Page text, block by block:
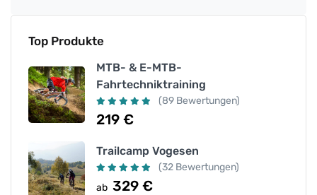
Top Produkte
MTB- & E-MTB-
Fahrtechniktraining
(89 Bewertungen)
219 €
Trailcamp Vogesen
(32 Bewertungen)
ab 329 €